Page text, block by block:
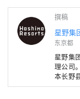
撰稿
星野集
东京都
星野集
理公司
本长野
营者星